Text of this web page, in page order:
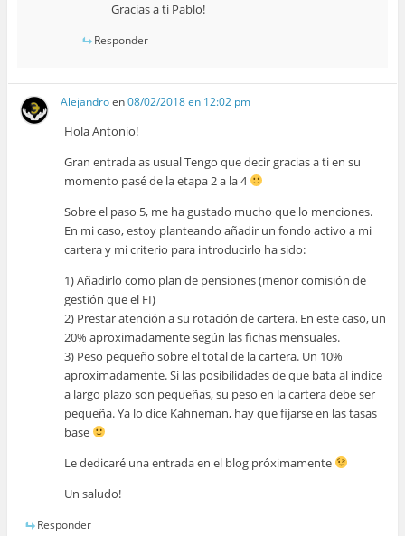
Gracias a ti Pablo!
Responder
Alejandroen08/02/2018 en 12:02 pm
Hola Antonio!
Gran entrada as usual Tengo que decir gracias a ti en su
momento pasé de la etapa 2 a la 4
Sobre el paso 5, me ha gustado mucho que lo menciones.
En mi caso, estoy planteando añadir un fondo activo a mi
cartera y mi criterio para introducirlo ha sido:
1) Añadirlo como plan de pensiones (menor comisión de
gestión que el FI)
2) Prestar atención a su rotación de cartera. En este caso, un
20% aproximadamente según las fichas mensuales.
3) Peso pequeño sobre el total de la cartera. Un 10%
aproximadamente. Si las posibilidades de que bata al índice
a largo plazo son pequeñas, su peso en la cartera debe ser
pequeña. Ya lo dice Kahneman, hay que fijarse en las tasas
base
Le dedicaré una entrada en el blog próximamente
Un saludo!
Responder